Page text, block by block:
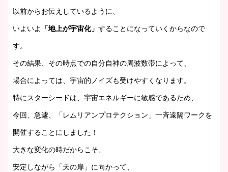
以前からお伝えしているように、
いよいよ 「地上が宇宙化」 することになっていくからなので
す。
その結果、その時点での自分自神の周波数帯によって、
場合によっては、宇宙的ノイズも受けやすくなります。
特にスターシードは、宇宙エネルギーに敏感であるため、
今回、急遽、「レムリアンプロテクション」一斉遠隔ワークを
開催することにしました！
大きな変化の時だからこそ、
安定しながら「天の扉」に向かって、